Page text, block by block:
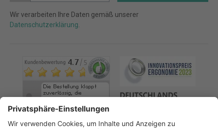
Wir verarbeiten Ihre Daten gemäß unserer
Datenschutzerklärung